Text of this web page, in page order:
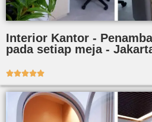
Interior Kantor -
pada setiap meja -
